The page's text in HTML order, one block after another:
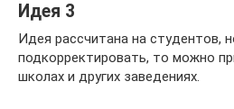
Идея 3
Идея рассчитана на студентов,
подкорректировать, то можно
школах и других заведениях.